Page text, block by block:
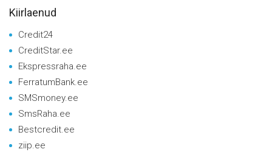
Kiirlaenud
Credit24
CreditStar.ee
Ekspressraha.ee
FerratumBank.ee
SMSmoney.ee
SmsRaha.ee
Bestcredit.ee
ziip.ee